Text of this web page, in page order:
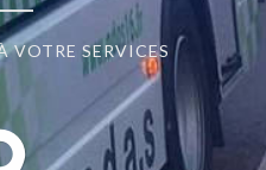
VOTRE SERVICES